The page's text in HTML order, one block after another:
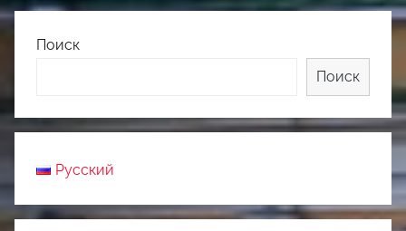
Поиск
Поиск
Русский